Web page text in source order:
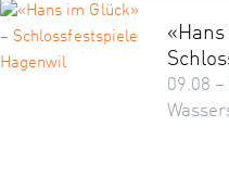
09.08